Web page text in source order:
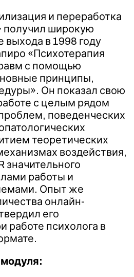
и переработка
получил широкую
выхода в 1998 году
«Психотерапия
с помощью
принципы,
Он показал свою
с целым рядом
поведенческих
теоретических
воздействия,
работы и
Опыт же
онлайн-
его
работе психолога в